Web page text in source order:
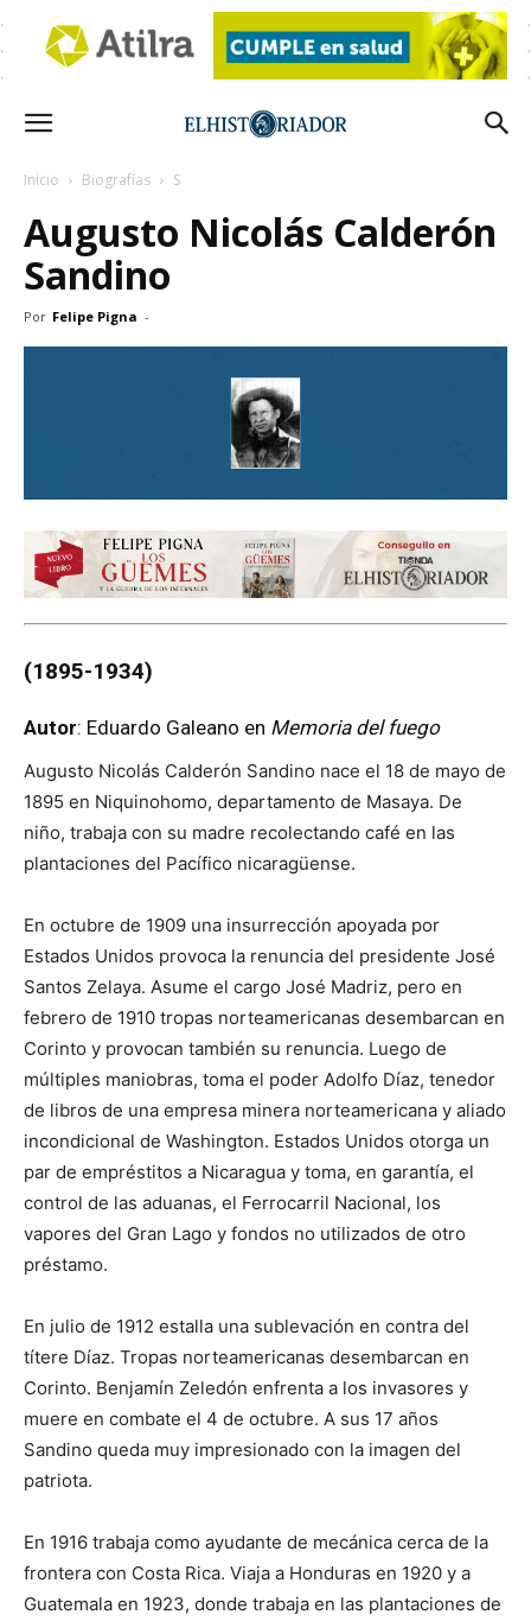
Inicio Biografías S
Augusto Nicolás Calderón
Sandino
Por Felipe Pigna -
(1895-1934)
Autor: Eduardo Galeano en Memoria del fuego
Augusto Nicolás Calderón Sandino nace el 18 de mayo de
1895 en Niquinohomo, departamento de Masaya. De
niño, trabaja con su madre recolectando café en las
plantaciones del Pacífico nicaragüense.
En octubre de 1909 una insurrección apoyada por
Estados Unidos provoca la renuncia del presidente José
Santos Zelaya. Asume el cargo José Madriz, pero en
febrero de 1910 tropas norteamericanas desembarcan en
Corinto y provocan también su renuncia. Luego de
múltiples maniobras, toma el poder Adolfo Díaz, tenedor
de libros de una empresa minera norteamericana y aliado
incondicional de Washington. Estados Unidos otorga un
par de empréstitos a Nicaragua y toma, en garantía, el
control de las aduanas, el Ferrocarril Nacional, los
vapores del Gran Lago y fondos no utilizados de otro
préstamo.
En julio de 1912 estalla una sublevación en contra del
títere Díaz. Tropas norteamericanas desembarcan en
Corinto. Benjamín Zeledón enfrenta a los invasores y
muere en combate el 4 de octubre. A sus 17 años
Sandino queda muy impresionado con la imagen del
patriota.
En 1916 trabaja como ayudante de mecánica cerca de la
frontera con Costa Rica. Viaja a Honduras en 1920 y a
Guatemala en 1923, donde trabaja en las plantaciones de